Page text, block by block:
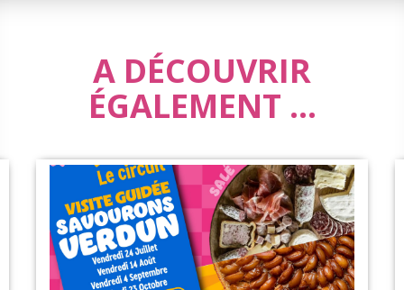
A DÉCOUVRIR
ÉGALEMENT ...